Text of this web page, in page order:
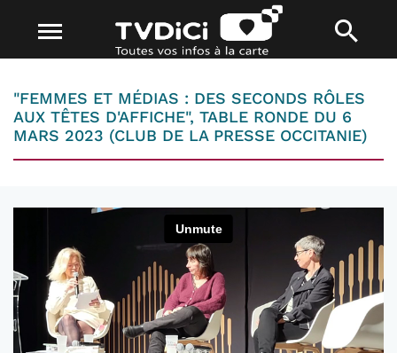
"FEMMES ET MÉDIAS : DES SECONDS RÔLES
AUX TÊTES D'AFFICHE", TABLE RONDE DU 6
MARS 2023 (CLUB DE LA PRESSE OCCITANIE)